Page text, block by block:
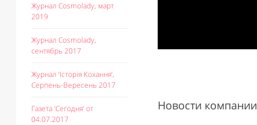
Журнал Cosmolady, март
2019
Журнал Cosmolady,
сентябрь 2017
Журнал ‘Історія Кохання’,
Серпень-Вересень 2017
Газета ‘Сегодня’ от
04.07.2017
Новости компании